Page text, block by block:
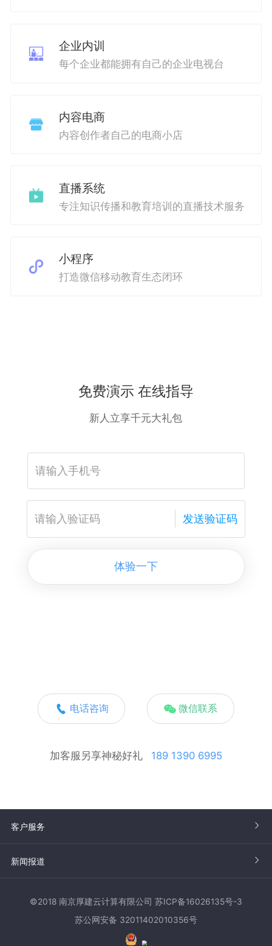
企业内训
每个企业都能拥有自己的企业电视台
内容电商
内容创作者自己的电商小店
直播系统
专注知识传播和教育培训的直播技术服务
小程序
打造微信移动教育生态闭环
免费演示 在线指导
新人立享千元大礼包
发送验证码
体验一下
电话咨询 微信联系
加客服另享神秘好礼 189 1390 6995
客户服务
新闻报道
©2018 南京厚建云计算有限公司 苏ICP备16026135号-3
苏公网安备 32011402010356号